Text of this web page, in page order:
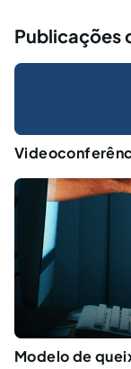
Publicações
Modelo de